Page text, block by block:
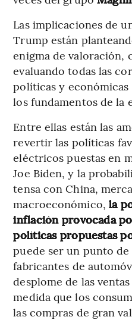
Las implicaciones de
Trump están
enigma de valoración,
evaluando todas las
políticas y
los fundamentos de la
Entre ellas están las
revertir las políticas
eléctricos puestas en
Joe Biden, y la
tensa con China,
macroeconómico, la
inflación provocada
políticas propuestas
puede ser un punto
fabricantes de
desplome de las
medida que los
las compras de gran